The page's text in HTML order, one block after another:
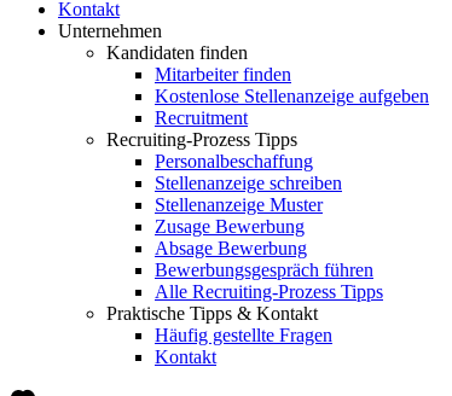
Kontakt
Unternehmen
Kandidaten finden
Mitarbeiter finden
Kostenlose Stellenanzeige aufgeben
Recruitment
Recruiting-Prozess Tipps
Personalbeschaffung
Stellenanzeige schreiben
Stellenanzeige Muster
Zusage Bewerbung
Absage Bewerbung
Bewerbungsgespräch führen
Alle Recruiting-Prozess Tipps
Praktische Tipps & Kontakt
Häufig gestellte Fragen
Kontakt